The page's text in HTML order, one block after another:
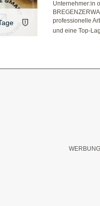
Unternehmer:in
professionelle
und eine Top-